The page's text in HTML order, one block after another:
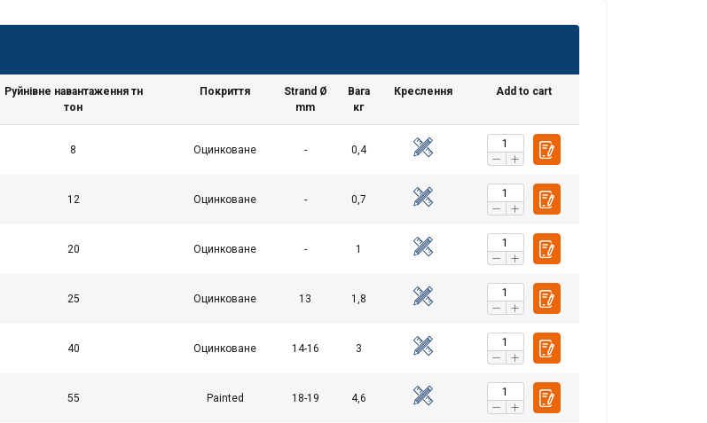
Руйнівне навантаження тн
тон
Покриття
Strand Ø
mm
Вага
кг
Креслення Add to cart
8 Оцинковане - 0,4
12 Оцинковане - 0,7
20 Оцинковане - 1
25 Оцинковане 13 1,8
40 Оцинковане 14-16 3
55 Painted 18-19 4,6